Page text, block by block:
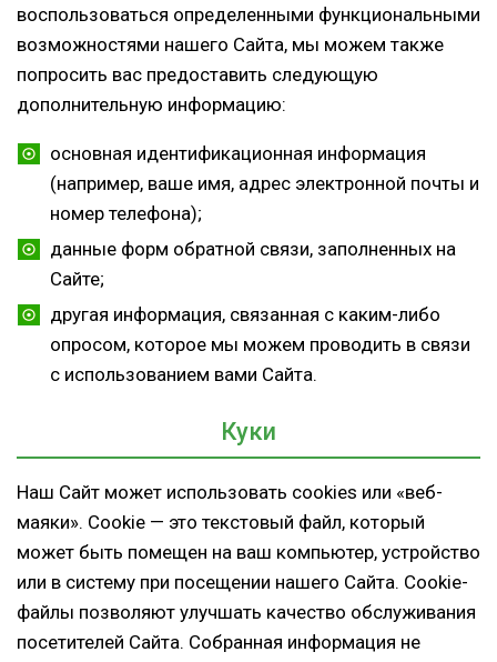
воспользоваться определенными функциональными
возможностями нашего Сайта, мы можем также
попросить вас предоставить следующую
дополнительную информацию:
основная идентификационная информация
(например, ваше имя, адрес электронной почты и
номер телефона);
данные форм обратной связи, заполненных на
Сайте;
другая информация, связанная с каким-либо
опросом, которое мы можем проводить в связи
с использованием вами Сайта.
Куки
Наш Сайт может использовать cookies или «веб-
маяки». Cookie — это текстовый файл, который
может быть помещен на ваш компьютер, устройство
или в систему при посещении нашего Сайта. Cookie-
файлы позволяют улучшать качество обслуживания
посетителей Сайта. Собранная информация не